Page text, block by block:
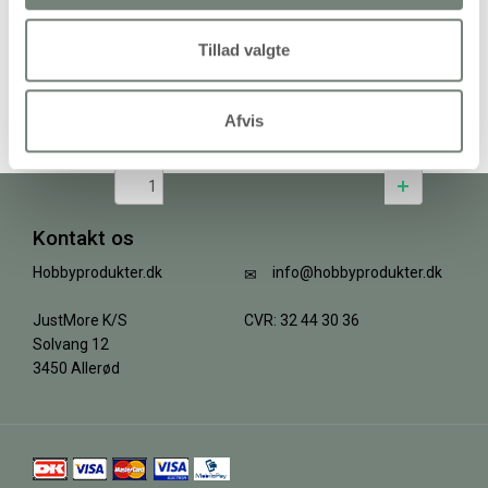
Tillad valgte
Afvis
Edderkopper, str. 4 cm, 60stk./ 1 pk.
Kontakt os
Hobbyprodukter.dk
JustMore K/S
Solvang 12
3450 Allerød
info@hobbyprodukter.dk
CVR: 32 44 30 36